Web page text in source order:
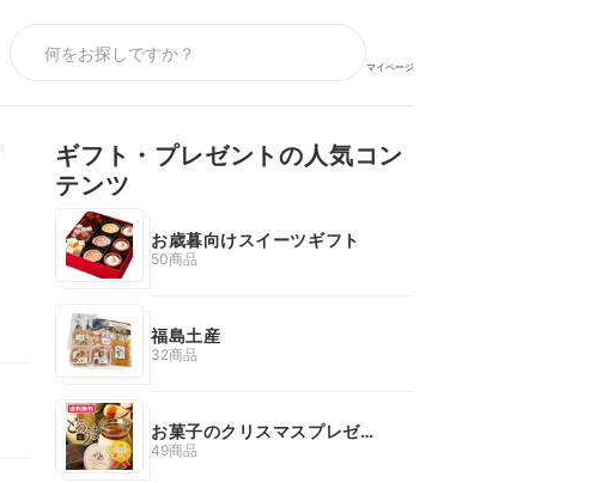
マイページ
ギフト・プレゼントの人気コン
テンツ
お歳暮向けスイーツギフト
50商品
福島土産
32商品
お菓子のクリスマスプレゼン
ト
49商品